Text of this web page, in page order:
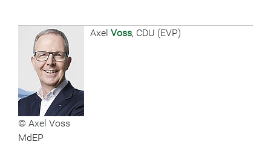
© Axel Voss
MdEP
Axel Voss, CDU (EVP)